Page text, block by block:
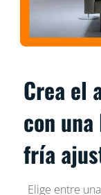
Crea el
con
fría
Elige entre